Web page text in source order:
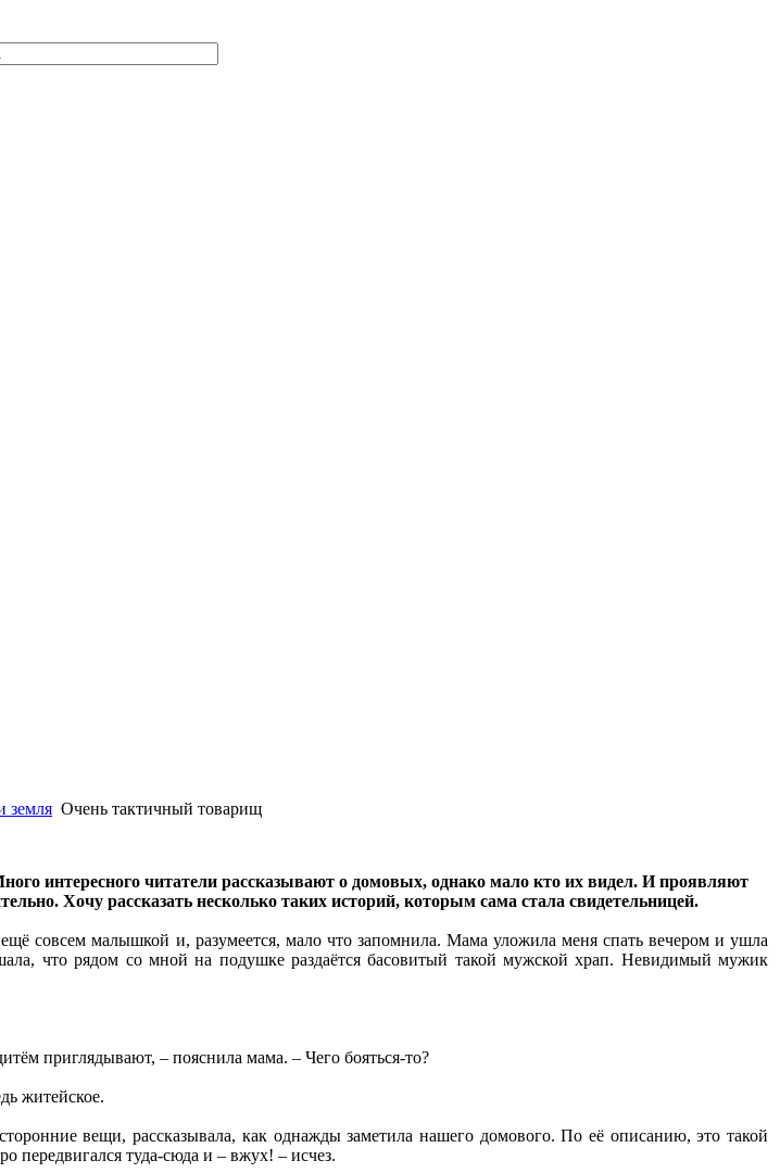
земля Очень тактичный товарищ
интересного читатели рассказывают о домовых, однако мало кто их видел. И проявляют
Хочу рассказать несколько таких историй, которым сама стала свидетельницей.
совсем малышкой и, разумеется, мало что запомнила. Мама уложила меня спать вечером и ушла
что рядом со мной на подушке раздаётся басовитый такой мужской храп. Невидимый мужик
приглядывают, – пояснила мама. – Чего бояться-то?
житейское.
вещи, рассказывала, как однажды заметила нашего домового. По её описанию, это такой
туда-сюда и – вжух! – исчез.